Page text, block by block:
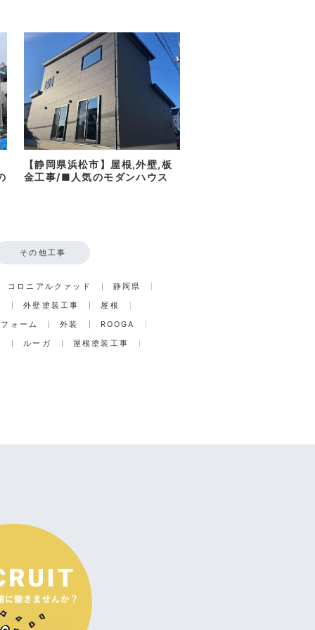
【静岡県浜松市】屋根,外壁,板
金工事/■人気のモダンハウス
その他工事
コロニアルクァッド
静岡県
外壁塗装工事
屋根
ォーム
外装
ROOGA
ルーガ 屋根塗装工事